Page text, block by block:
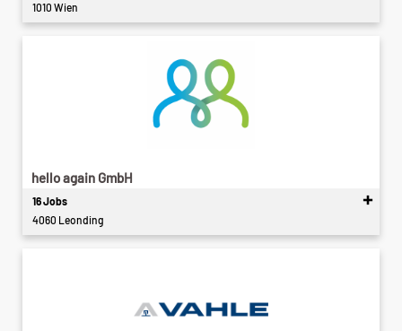
1010 Wien
hello again GmbH
16 Jobs
4060 Leonding